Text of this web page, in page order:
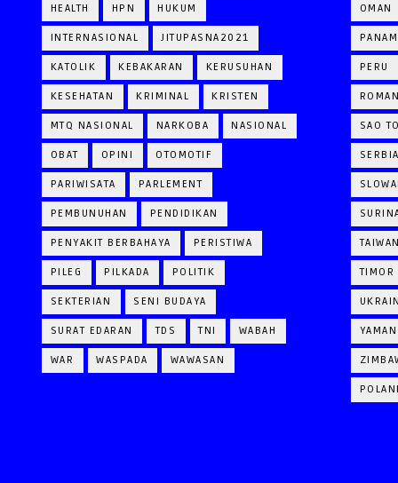
HEALTH HPN HUKUM
INTERNASIONAL JITUPASNA2021
KATOLIK KEBAKARAN KERUSUHAN
KESEHATAN KRIMINAL KRISTEN
MTQ NASIONAL NARKOBA NASIONAL
OBAT OPINI OTOMOTIF
PARIWISATA PARLEMENT
PEMBUNUHAN PENDIDIKAN
PENYAKIT BERBAHAYA PERISTIWA
PILEG PILKADA POLITIK
SEKTERIAN SENI BUDAYA
SURAT EDARAN TDS TNI WABAH
WAR WASPADA WAWASAN
OMAN
PERU
SAO
TIMOR
YAMAN